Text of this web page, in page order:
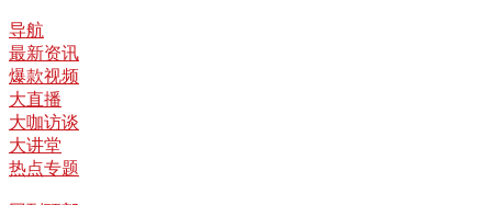
导航
最新资讯
爆款视频
大直播
大咖访谈
大讲堂
热点专题